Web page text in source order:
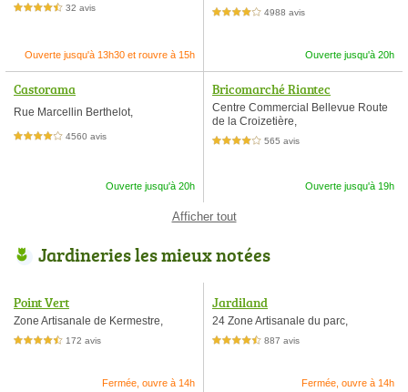
4,5 étoiles sur 5 32 avis
Ouverte jusqu'à 13h30 et rouvre à 15h
4,0 étoiles sur 5 4988 avis
Ouverte jusqu'à 20h
Castorama
Rue Marcellin Berthelot,
4,0 étoiles sur 5 4560 avis
Ouverte jusqu'à 20h
Bricomarché Riantec
Centre Commercial Bellevue Route
de la Croizetière,
4,0 étoiles sur 5 565 avis
Ouverte jusqu'à 19h
Afficher tout
Jardineries les mieux notées
Point Vert
Zone Artisanale de Kermestre,
4,5 étoiles sur 5 172 avis
Fermée, ouvre à 14h
Jardiland
24 Zone Artisanale du parc,
4,5 étoiles sur 5 887 avis
Fermée, ouvre à 14h